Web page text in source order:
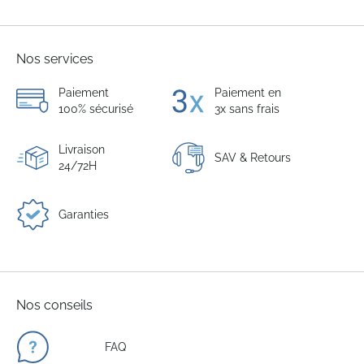
Nos services
Paiement
100% sécurisé
Paiement en
3x sans frais
Livraison
24/72H
SAV & Retours
Garanties
Nos conseils
FAQ